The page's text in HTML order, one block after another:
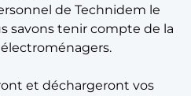
de Technidem le
savons tenir compte de la
et déchargeront vos